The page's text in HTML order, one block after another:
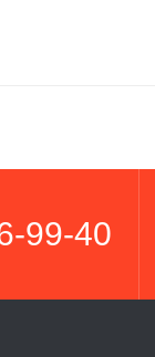
99-40